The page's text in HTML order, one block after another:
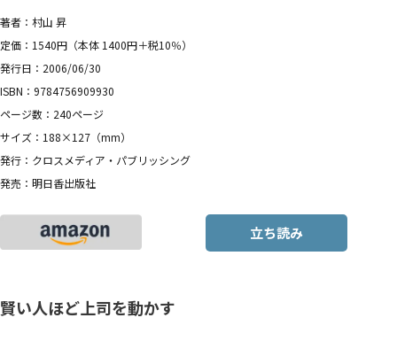
著者：村山 昇
定価：1540円（本体 1400円＋税10％）
発行日：2006/06/30
ISBN：9784756909930
ページ数：240ページ
サイズ：188×127（mm）
発行：クロスメディア・パブリッシング
発売：明日香出版社
立ち読み
賢い人ほど上司を動かす